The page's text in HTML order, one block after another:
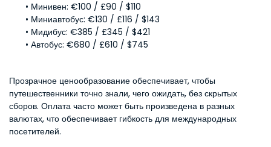
Минивен: €100 / £90 / $110
Миниавтобус: €130 / £116 / $143
Мидибус: €385 / £345 / $421
Автобус: €680 / £610 / $745
Прозрачное ценообразование обеспечивает, чтобы
путешественники точно знали, чего ожидать, без скрытых
сборов. Оплата часто может быть произведена в разных
валютах, что обеспечивает гибкость для международных
посетителей.